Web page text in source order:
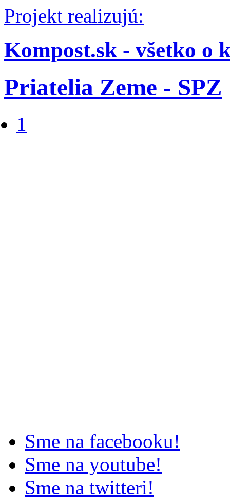
Projekt realizujú:
Kompost.sk - všetko o
Priatelia Zeme - SPZ
1
Sme na facebooku!
Sme na youtube!
Sme na twitteri!